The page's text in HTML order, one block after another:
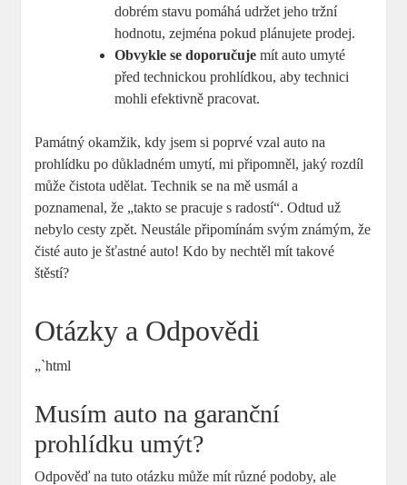
dobrém stavu pomáhá udržet jeho tržní
hodnotu, zejména pokud plánujete prodej.
Obvykle se doporučuje mít auto umyté
před technickou prohlídkou, aby technici
mohli efektivně pracovat.
Památný okamžik, kdy jsem si poprvé vzal auto na
prohlídku po důkladném umytí, mi připomněl, jaký rozdíl
může čistota udělat. Technik se na mě usmál a
poznamenal, že „takto se pracuje s radostí“. Odtud už
nebylo cesty zpět. Neustále připomínám svým známým, že
čisté auto je šťastné auto! Kdo by nechtěl mít takové
štěstí?
Otázky a Odpovědi
„`html
Musím auto na garanční
prohlídku umýt?
Odpověď na tuto otázku může mít různé podoby, ale